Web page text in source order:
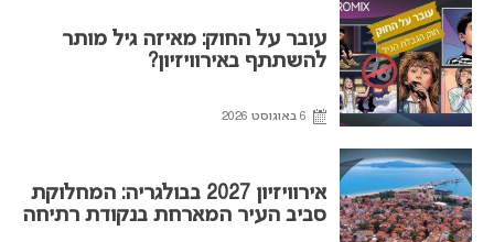
עובר על החוק: מאיזה גיל מותר
להשתתף באירוויזיון?
6 באוגוסט 2026
אירוויזיון 2027 בבולגריה: המחלוקת
סביב העיר המארחת בנקודת רתיחה